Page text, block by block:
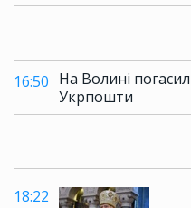
16:50 На Волині
Укрпошти
18:22